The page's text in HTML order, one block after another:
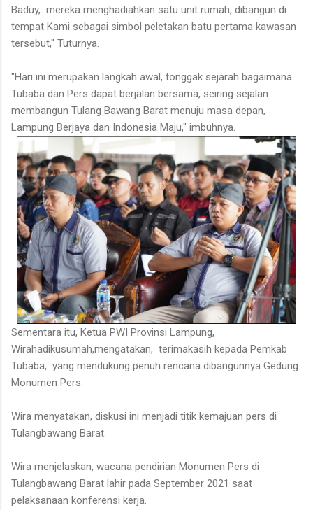
Baduy, mereka menghadiahkan satu unit rumah, dibangun di
tempat Kami sebagai simbol peletakan batu pertama kawasan
tersebut," Tuturnya.
"Hari ini merupakan langkah awal, tonggak sejarah bagaimana
Tubaba dan Pers dapat berjalan bersama, seiring sejalan
membangun Tulang Bawang Barat menuju masa depan,
Lampung Berjaya dan Indonesia Maju," imbuhnya.
Sementara itu, Ketua PWI Provinsi Lampung,
Wirahadikusumah,mengatakan, terimakasih kepada Pemkab
Tubaba, yang mendukung penuh rencana dibangunnya Gedung
Monumen Pers.
Wira menyatakan, diskusi ini menjadi titik kemajuan pers di
Tulangbawang Barat.
Wira menjelaskan, wacana pendirian Monumen Pers di
Tulangbawang Barat lahir pada September 2021 saat
pelaksanaan konferensi kerja.